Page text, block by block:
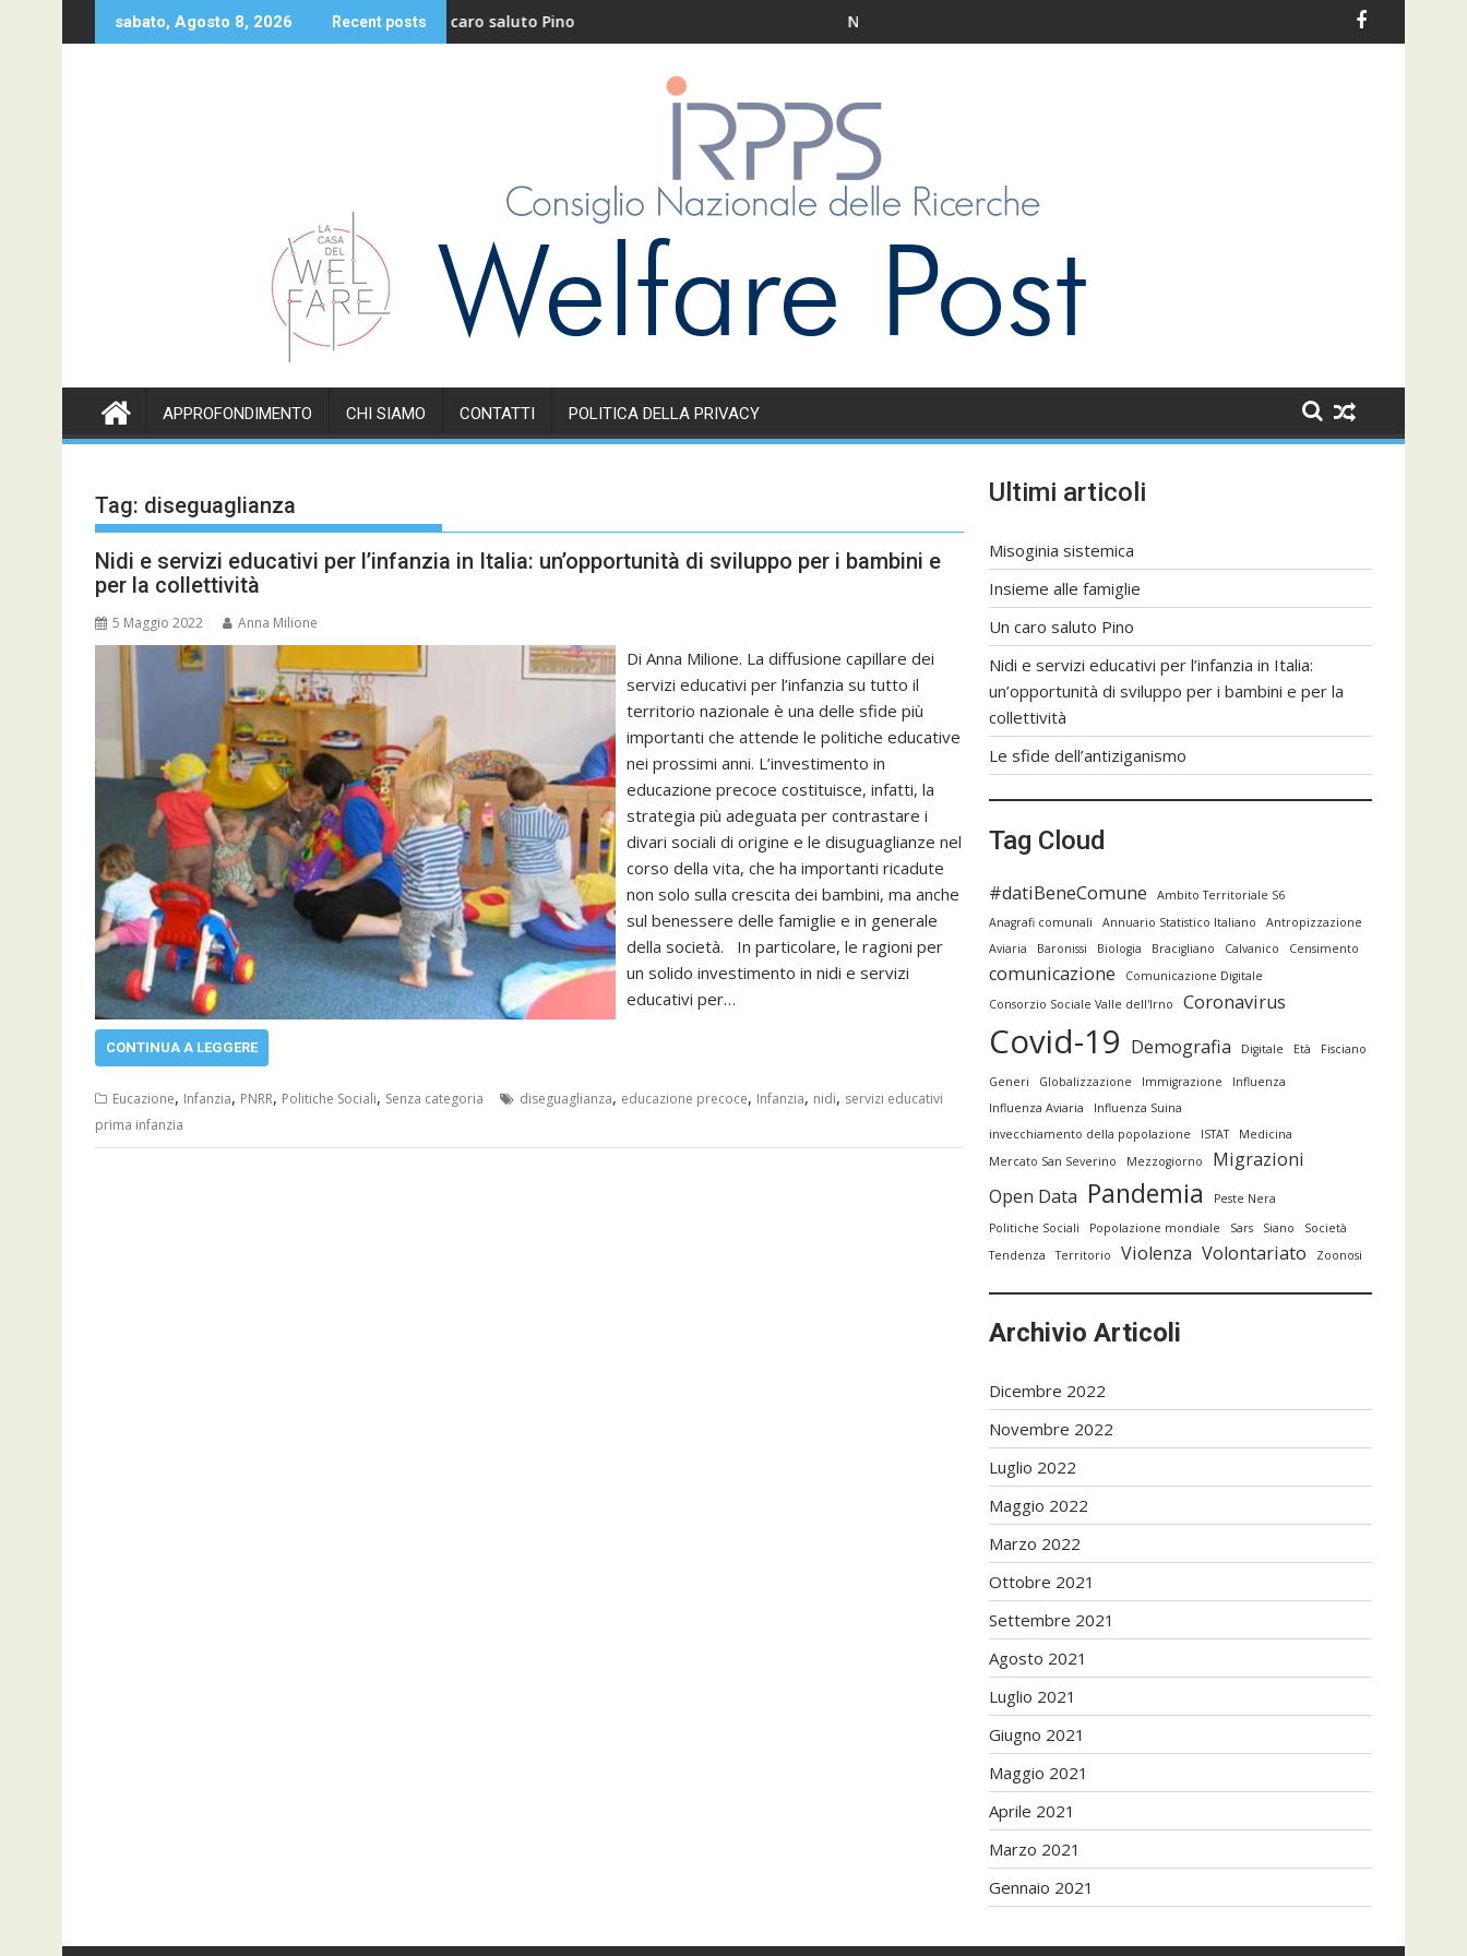
to
sabato, Agosto 8, 2026 Recent posts
Un caro saluto Pino Nidi e servizi educativi per l’infanzia in Italia: un’opportunità di sviluppo per i bambini
Le sfide dell’antiziganismo
APPROFONDIMENTO CHI SIAMO CONTATTI POLITICA DELLA PRIVACY
Tag: diseguaglianza
Nidi e servizi educativi per l’infanzia in Italia: un’opportunità di sviluppo per i bambini e
per la collettività
5 Maggio 2022 Anna Milione
Di Anna Milione. La diffusione capillare dei
servizi educativi per l’infanzia su tutto il
territorio nazionale è una delle sfide più
importanti che attende le politiche educative
nei prossimi anni. L’investimento in
educazione precoce costituisce, infatti, la
strategia più adeguata per contrastare i
divari sociali di origine e le disuguaglianze nel
corso della vita, che ha importanti ricadute
non solo sulla crescita dei bambini, ma anche
sul benessere delle famiglie e in generale
della società. In particolare, le ragioni per
un solido investimento in nidi e servizi
educativi per…
CONTINUA A LEGGERE
Eucazione, Infanzia, PNRR, Politiche Sociali, Senza categoria diseguaglianza, educazione precoce, Infanzia, nidi, servizi educativi
prima infanzia
Ultimi articoli
Misoginia sistemica
Insieme alle famiglie
Un caro saluto Pino
Nidi e servizi educativi per l’infanzia in Italia:
un’opportunità di sviluppo per i bambini e per la
collettività
Le sfide dell’antiziganismo
Tag Cloud
#datiBeneComune
Ambito Territoriale S6
Anagrafi comunali
Annuario Statistico Italiano
Antropizzazione
Aviaria
Baronissi Biologia Bracigliano Calvanico Censimento
comunicazione
Comunicazione Digitale
Consorzio Sociale Valle dell'Irno
Coronavirus
Covid-19 Demografia Digitale Età Fisciano
Generi Globalizzazione Immigrazione
Influenza
Influenza Aviaria
Influenza Suina
invecchiamento della popolazione
ISTAT
Medicina
Mercato San Severino
Mezzogiorno
Migrazioni
Open Data Pandemia
Peste Nera
Politiche Sociali
Popolazione mondiale Sars Siano
Società
Tendenza
Territorio Violenza Volontariato Zoonosi
Archivio Articoli
Dicembre 2022
Novembre 2022
Luglio 2022
Maggio 2022
Marzo 2022
Ottobre 2021
Settembre 2021
Agosto 2021
Luglio 2021
Giugno 2021
Maggio 2021
Aprile 2021
Marzo 2021
Gennaio 2021